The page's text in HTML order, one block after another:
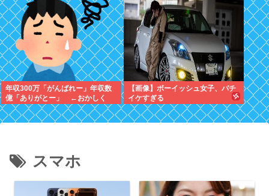
年収300万「がんばれー」年収数
億「ありがとー」 ←おかしく
ね？
【画像】ボーイッシュ女子、バチ
イケすぎる
スマホ